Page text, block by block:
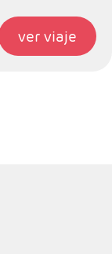
ver viaje